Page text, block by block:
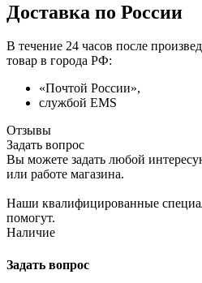
Доставка по России
В течение 24 часов после
товар в города РФ:
«Почтой России»,
службой EMS
Отзывы
Задать вопрос
Вы можете задать любой
или работе магазина.
Наши квалифицированные
помогут.
Наличие
Задать вопрос